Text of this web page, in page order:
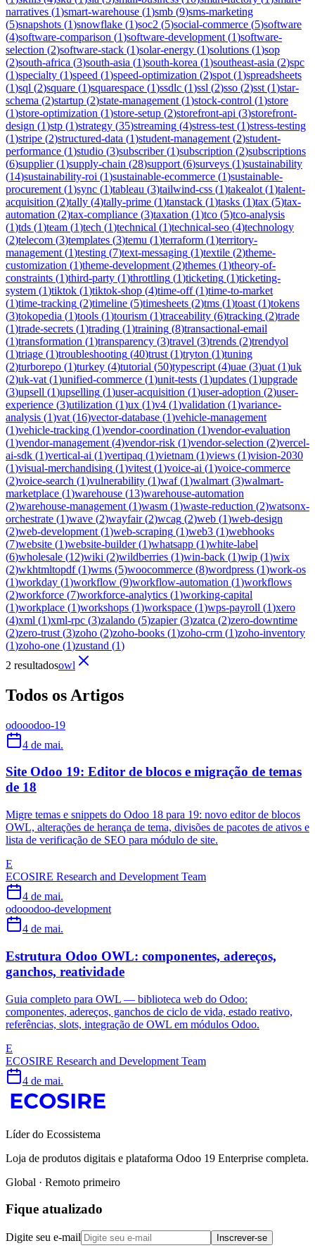
narratives (1)smart-warehouse (1)smb (9)sms-marketing
(5)snapshots (1)snowflake (1)soc2 (5)social-commerce (5)software
(4)software-comparison (1)software-development (1)software-
selection (2)software-stack (1)solar-energy (1)solutions (1)sop
(2)south-africa (3)south-asia (1)south-korea (1)southeast-asia (2)spc
(1)specialty (1)speed (1)speed-optimization (2)spot (1)spreadsheets
(1)sql (2)square (1)squarespace (1)ssdlc (1)ssl (2)sso (2)sst (1)star-
schema (2)startup (2)state-management (1)stock-control (1)store
(1)store-optimization (1)store-setup (2)storefront-api (3)storefront-
design (1)stp (1)strategy (35)streaming (4)stress-test (1)stress-testing
(1)stripe (2)structured-data (1)student-management (2)student-
performance (1)studio (3)subscriber(1)subscription (2)subscriptions
(6)supplier(1)supply-chain (28)support (6)surveys (1)sustainability
(14)sustainability-roi (1)sustainable-ecommerce (1)sustainable-
procurement (1)sync (1)tableau (3)tailwind-css (1)takealot (1)talent-
acquisition (2)tally (4)tally-prime (1)tanstack (1)tasks (1)tax (5)tax-
automation (2)tax-compliance (3)taxation (1)tco (5)tco-analysis
(1)tds (1)team (1)tech (1)technical (1)technical-seo (4)technology
(2)telecom (3)templates (3)temu (1)terraform (1)territory-
management (1)testing (7)text-messaging (1)textile (2)theme-
customization (1)theme-development (2)themes (1)theory-of-
constraints (1)third-party (1)throttling (1)ticketing (1)ticketing-
system (1)tiktok (1)tiktok-shop (4)time-off(1)time-to-market
(1)time-tracking (2)timeline (5)timesheets (2)tms (1)toast (1)tokens
(3)tokopedia (1)tools (1)tourism (1)traceability (6)tracking (2)trade
(1)trade-secrets (1)trading (1)training (8)transactional-email
(1)transformation (1)transparency (3)travel (3)trends (2)trendyol
(1)triage (1)troubleshooting (40)trust (1)tryton (1)tuning
(2)turborepo (1)turkey (4)tutorial (50)typescript (4)uae (3)uat (1)uk
(2)uk-vat (1)unified-commerce (1)unit-tests (1)updates (1)upgrade
(3)upsell (1)upselling (1)user-acquisition (1)user-adoption (2)user-
experience (3)utilization (1)ux (1)v4 (1)validation (1)variance-
analysis (1)vat (16)vector-database (1)vehicle-management
(1)vehicle-tracking (1)vendor-coordination (1)vendor-evaluation
(1)vendor-management (4)vendor-risk (1)vendor-selection (2)vercel-
ai-sdk (1)vertical-ai (1)vertipaq (1)vietnam (1)views (1)vision-2030
(1)visual-merchandising (1)vitest (1)voice-ai (1)voice-commerce
(2)voice-search (1)vulnerability (1)waf(1)walmart (3)walmart-
marketplace (1)warehouse (13)warehouse-automation
(2)warehouse-management (1)wasm (1)waste-reduction (2)watsonx-
orchestrate (1)wave (2)wayfair(2)wcag (2)web (1)web-design
(2)web-development (1)web-scraping (1)web3 (1)webhooks
(7)website (1)website-builder(1)whatsapp (1)white-label
(6)wholesale (12)wiki (2)wildberries (1)win-back (1)wip (1)wix
(2)wkhtmltopdf(1)wms (5)woocommerce (8)wordpress (1)work-os
(1)workday (1)workflow (9)workflow-automation (1)workflows
(2)workforce (7)workforce-analytics (1)working-capital
(1)workplace (1)workshops (1)workspace (1)wps-payroll (1)xero
(4)xml (1)xml-rpc (3)zalando (5)zapier(3)zatca (2)zero-downtime
(2)zero-trust (3)zoho (2)zoho-books (1)zoho-crm (1)zoho-inventory
(1)zoho-one (1)zustand (1)
2 resultadosowl
Todos os Artigos
odooodoo-19
4 de mai.
Site Odoo 19: Editor de blocos e migração de temas
de 18
Migre temas e snippets do Odoo 18 para 19: novo editor de blocos
OWL, alterações de herança de tema, divisões de pacotes de ativos e
lista de verificação de SEO para módulo de site.
E
ECOSIRE Research and Development Team
4 de mai.
odooodoo-development
4 de mai.
Estrutura Odoo OWL: componentes, adereços,
ganchos, reatividade
Guia completo para OWL — biblioteca web do Odoo:
componentes, adereços, ganchos de ciclo de vida, estado reativo,
referências, slots, integração de OWL em módulos Odoo.
E
ECOSIRE Research and Development Team
4 de mai.
Líder do Ecossistema
Loja de produtos digitais e plataforma Odoo 19 Enterprise completa.
Global · Remoto primeiro
Fique atualizado
Digite seu e-mail Inscrever-se